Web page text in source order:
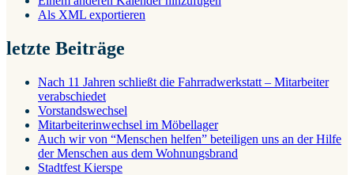
Als XML exportieren
letzte Beiträge
Nach 11 Jahren schließt die Fahrradwerkstatt – Mitarbeiter
verabschiedet
Vorstandswechsel
Mitarbeiterinwechsel im Möbellager
Auch wir von “Menschen helfen” beteiligen uns an der Hilfe
der Menschen aus dem Wohnungsbrand
Stadtfest Kierspe